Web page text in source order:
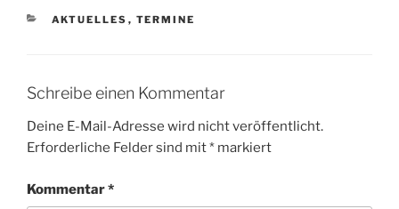
KATEGORIEN
AKTUELLES , TERMINE
Schreibe einen Kommentar
Deine E-Mail-Adresse wird nicht veröffentlicht.
Erforderliche Felder sind mit* markiert
Kommentar*